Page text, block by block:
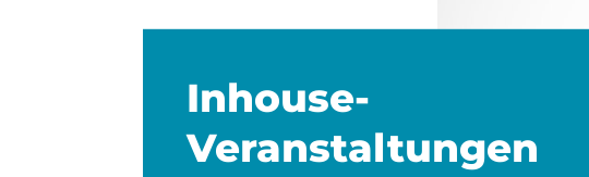
Inhouse-
Veranstaltungen